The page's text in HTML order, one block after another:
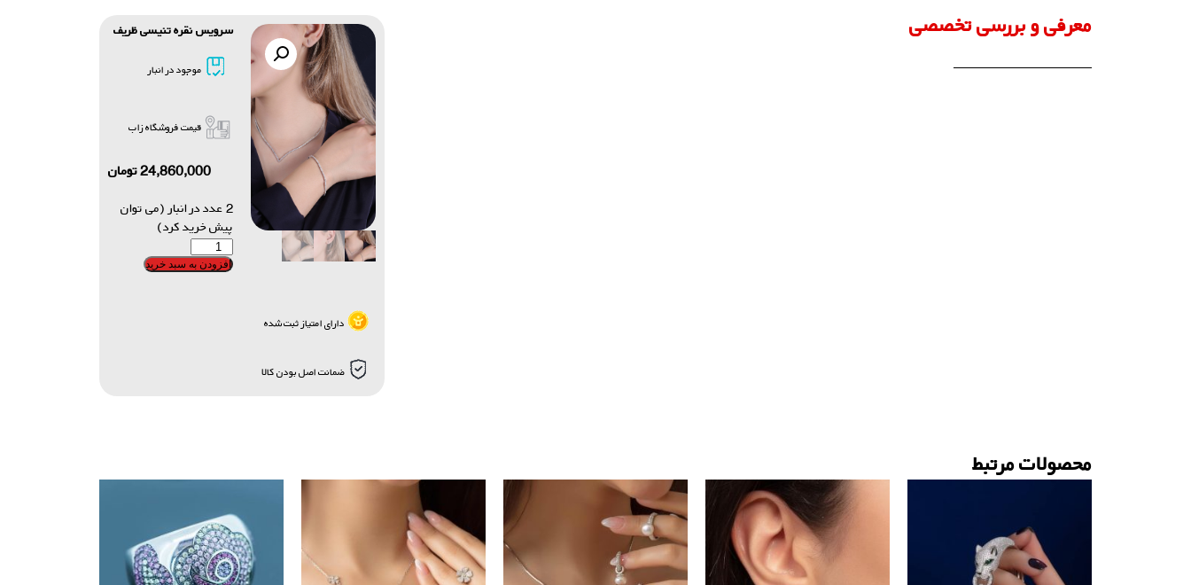
معرفی و بررسی تخصصی
دارای امتیاز ثبت شده
ضمانت اصل بودن کالا
سرویس نقره تنیسی ظریف
موجود در انبار
قیمت فروشگاه زاب
24,860,000تومان
2 عدد در انبار (می توان
پیش خرید کرد)
افزودن به سبد خرید
محصولات مرتبط